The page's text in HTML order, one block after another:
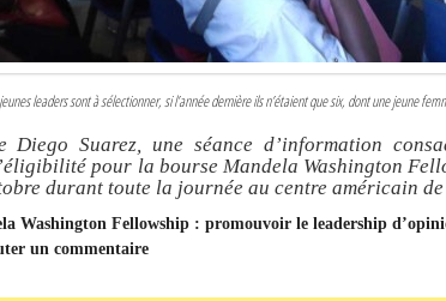
leaders sont à sélectionner, si l’année dernière ils n’étaient que six, dont une jeune
Diego Suarez, une séance d’information
pour la bourse Mandela Washington
durant toute la journée au centre américain
Washington Fellowship : promouvoir le leadership
un commentaire